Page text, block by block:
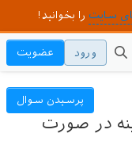
سایت را بخوانید!
ورود عضویت
در صورت
پرسیدن سوال